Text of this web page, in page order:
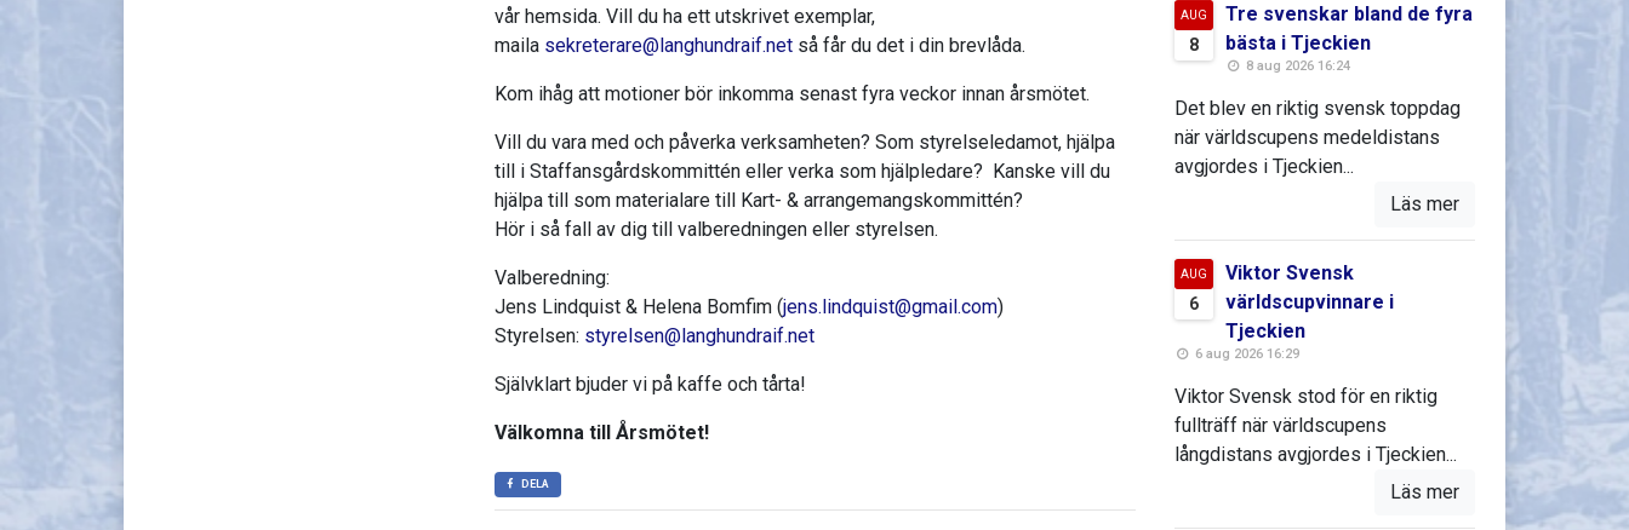
vår hemsida. Vill du ha ett utskrivet exemplar,
maila sekreterare@langhundraif.netså får du det i din brevlåda.
Kom ihåg att motioner bör inkomma senast fyra veckor innan årsmötet.
Vill du vara med och påverka verksamheten? Som styrelseledamot, hjälpa
till i Staffansgårdskommittén eller verka som hjälpledare? Kanske vill du
hjälpa till som materialare till Kart- & arrangemangskommittén?
Hör i så fall av dig till valberedningen eller styrelsen.
Valberedning:
Jens Lindquist & Helena Bomfim (jens.lindquist@gmail.com)
Styrelsen: styrelsen@langhundraif.net
Självklart bjuder vi på kaffe och tårta!
Välkomna till Årsmötet!
DELA
AUG
8
Tre svenskar bland de fyra
bästa i Tjeckien
8 aug 2026 16:24
Det blev en riktig svensk toppdag
när världscupens medeldistans
avgjordes i Tjeckien...
Läs mer
AUG
6
Viktor Svensk
världscupvinnare i
Tjeckien
6 aug 2026 16:29
Viktor Svensk stod för en riktig
fullträff när världscupens
långdistans avgjordes i Tjeckien...
Läs mer